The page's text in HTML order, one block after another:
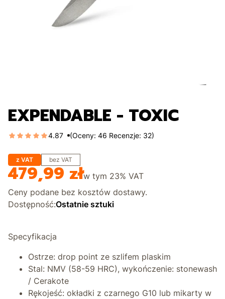
EXPENDABLE - TOXIC
4.87 (Oceny: 46 Recenzje: 32)
z VAT bez VAT
Cena
479,99 złw tym 23% VAT
Ceny podane bez kosztów dostawy.
Dostępność:Ostatnie sztuki
Specyfikacja
Ostrze: drop point ze szlifem plaskim
Stal: NMV (58-59 HRC), wykończenie: stonewash
/ Cerakote
Rękojeść: okładki z czarnego G10 lub mikarty w